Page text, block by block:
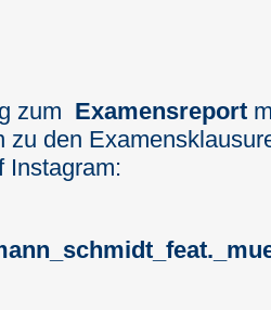
zum Examensreport
zu den
Instagram: